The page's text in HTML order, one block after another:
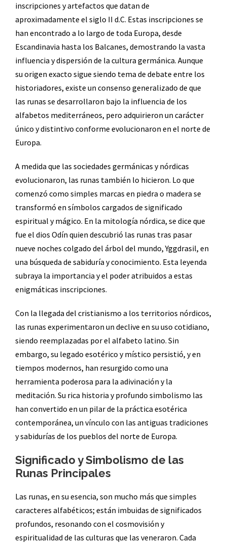
inscripciones y artefactos que datan de
aproximadamente el siglo II d.C. Estas inscripciones se
han encontrado a lo largo de toda Europa, desde
Escandinavia hasta los Balcanes, demostrando la vasta
influencia y dispersión de la cultura germánica. Aunque
su origen exacto sigue siendo tema de debate entre los
historiadores, existe un consenso generalizado de que
las runas se desarrollaron bajo la influencia de los
alfabetos mediterráneos, pero adquirieron un carácter
único y distintivo conforme evolucionaron en el norte de
Europa.
A medida que las sociedades germánicas y nórdicas
evolucionaron, las runas también lo hicieron. Lo que
comenzó como simples marcas en piedra o madera se
transformó en símbolos cargados de significado
espiritual y mágico. En la mitología nórdica, se dice que
fue el dios Odín quien descubrió las runas tras pasar
nueve noches colgado del árbol del mundo, Yggdrasil, en
una búsqueda de sabiduría y conocimiento. Esta leyenda
subraya la importancia y el poder atribuidos a estas
enigmáticas inscripciones.
Con la llegada del cristianismo a los territorios nórdicos,
las runas experimentaron un declive en su uso cotidiano,
siendo reemplazadas por el alfabeto latino. Sin
embargo, su legado esotérico y místico persistió, y en
tiempos modernos, han resurgido como una
herramienta poderosa para la adivinación y la
meditación. Su rica historia y profundo simbolismo las
han convertido en un pilar de la práctica esotérica
contemporánea, un vínculo con las antiguas tradiciones
y sabidurías de los pueblos del norte de Europa.
Significado y Simbolismo de las
Runas Principales
Las runas, en su esencia, son mucho más que simples
caracteres alfabéticos; están imbuidas de significados
profundos, resonando con el cosmovisión y
espiritualidad de las culturas que las veneraron. Cada